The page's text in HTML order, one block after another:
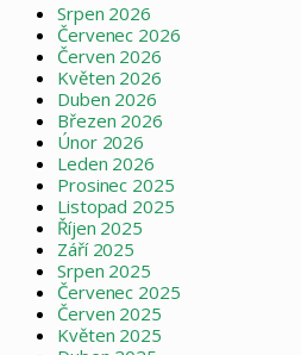
Srpen 2026
Červenec 2026
Červen 2026
Květen 2026
Duben 2026
Březen 2026
Únor 2026
Leden 2026
Prosinec 2025
Listopad 2025
Říjen 2025
Září 2025
Srpen 2025
Červenec 2025
Červen 2025
Květen 2025